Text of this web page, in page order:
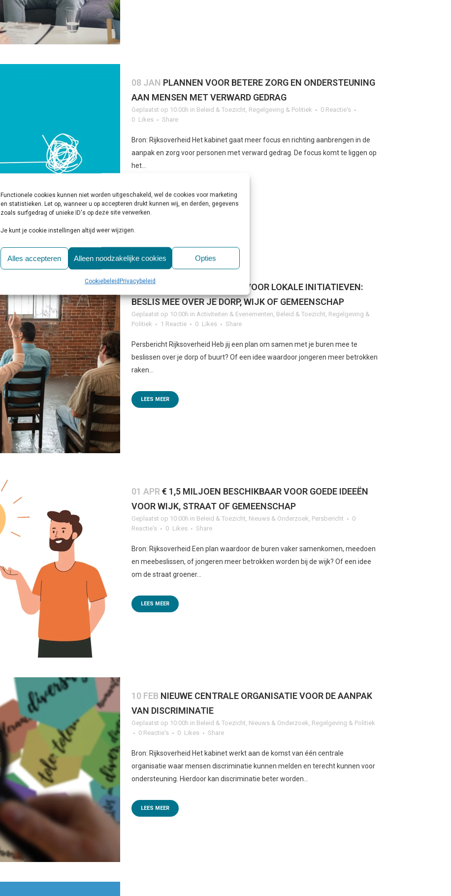
Functionele cookies kunnen niet worden uitgeschakeld, wel de cookies voor marketing
en statistieken. Let op, wanneer u op accepteren drukt kunnen wij, en derden, gegevens
zoals surfgedrag of unieke ID's op deze site verwerken.
Je kunt je cookie instellingen altijd weer wijzigen.
Alles accepteren Alleen noodzakelijke cookies Opties
Cookiebeleid Privacybeleid
08 JAN PLANNEN VOOR BETERE ZORG EN ONDERSTEUNING
AAN MENSEN MET VERWARD GEDRAG
Geplaatst op 10:00h in Beleid & Toezicht, Regelgeving & Politiek
0 Reactie's
0 Likes Share
Bron: Rijksoverheid Het kabinet gaat meer focus en richting aanbrengen in de
aanpak en zorg voor personen met verward gedrag. De focus komt te liggen op
het...
LEES MEER
04 NOV
FINANCIËLE STEUN VOOR LOKALE INITIATIEVEN:
BESLIS MEE OVER JE DORP, WIJK OF GEMEENSCHAP
Geplaatst op 10:00h in Activiteiten & Evenementen, Beleid & Toezicht, Regelgeving &
Politiek
1 Reactie 0 Likes Share
Persbericht Rijksoverheid Heb jij een plan om samen met je buren mee te
beslissen over je dorp of buurt? Of een idee waardoor jongeren meer betrokken
raken...
LEES MEER
01 APR € 1,5 MILJOEN BESCHIKBAAR VOOR GOEDE IDEEËN
VOOR WIJK, STRAAT OF GEMEENSCHAP
Geplaatst op 10:00h in Beleid & Toezicht, Nieuws & Onderzoek, Persbericht
0
Reactie's
0 Likes Share
Bron: Rijksoverheid Een plan waardoor de buren vaker samenkomen, meedoen
en meebeslissen, of jongeren meer betrokken worden bij de wijk? Of een idee
om de straat groener...
LEES MEER
10 FEB NIEUWE CENTRALE ORGANISATIE VOOR DE AANPAK
VAN DISCRIMINATIE
Geplaatst op 10:00h in Beleid & Toezicht, Nieuws & Onderzoek, Regelgeving & Politiek
0 Reactie's
0 Likes Share
Bron: Rijksoverheid Het kabinet werkt aan de komst van één centrale
organisatie waar mensen discriminatie kunnen melden en terecht kunnen voor
ondersteuning. Hierdoor kan discriminatie beter worden...
LEES MEER